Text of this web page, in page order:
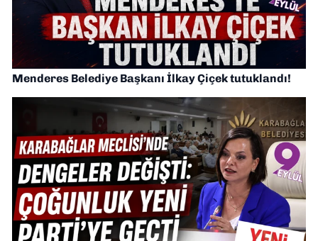
Menderes Belediye Başkanı İlkay Çiçek tutuklandı!